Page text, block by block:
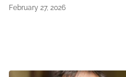
February 27, 2026